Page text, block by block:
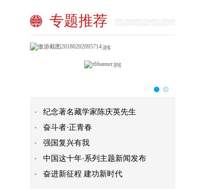
专题推荐
纪念著名藏学家陈庆英先生
奋斗者·正青春
强国复兴有我
中国这十年·系列主题新闻发布
奋进新征程 建功新时代